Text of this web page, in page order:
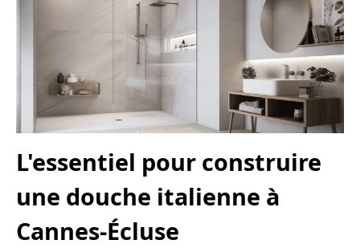
L'essentiel pour construire
une douche italienne à
Cannes-Écluse